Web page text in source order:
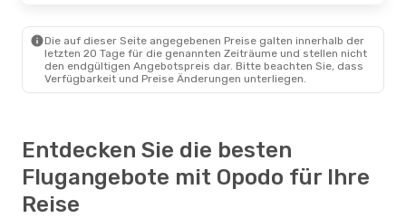
Die auf dieser Seite angegebenen Preise galten innerhalb der
letzten 20 Tage für die genannten Zeiträume und stellen nicht
den endgültigen Angebotspreis dar. Bitte beachten Sie, dass
Verfügbarkeit und Preise Änderungen unterliegen.
Entdecken Sie die besten
Flugangebote mit Opodo für Ihre
Reise